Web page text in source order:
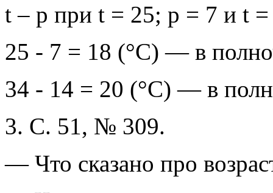
t – p при t = 25; p = 7 и t
25 - 7 = 18 (°С) — в
34 - 14 = 20 (°С) — в
3. С. 51, № 309.
— Что сказано про